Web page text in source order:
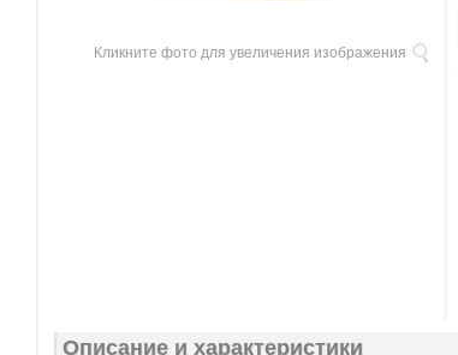
Кликните фото для увеличения изображения
Описание и характеристики